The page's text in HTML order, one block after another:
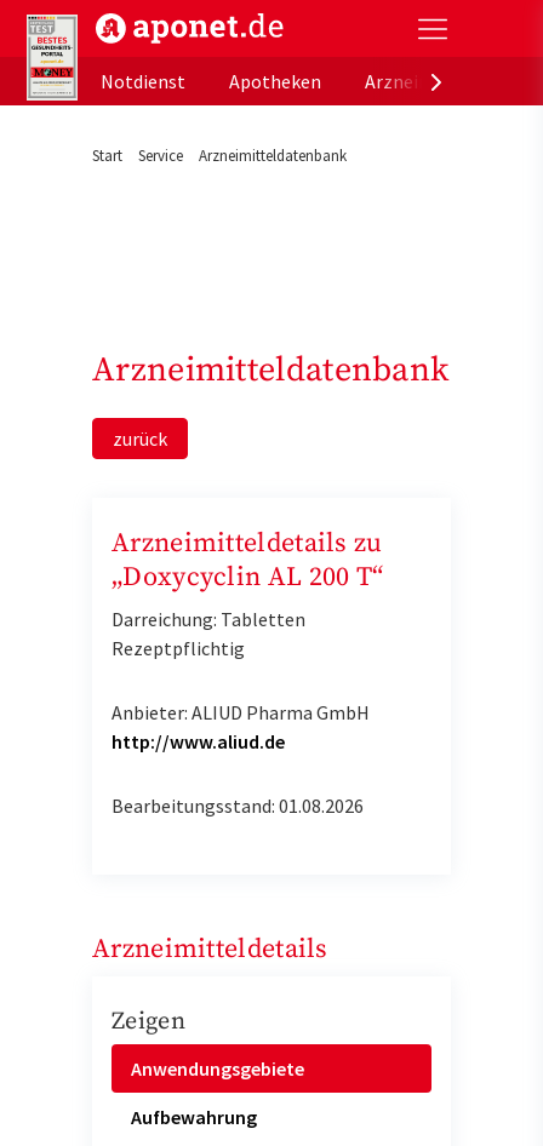
aponet.de - Das offizielle Gesundheitsportal der
Notdienst
Apotheken
Start Service Arzneimitteldatenbank
Arzneimitteldatenbank
zurück
Arzneimitteldetails zu
„Doxycyclin AL 200 T“
Darreichung: Tabletten
Rezeptpflichtig
Anbieter: ALIUD Pharma GmbH
http://www.aliud.de
Bearbeitungsstand: 01.08.2026
Arzneimitteldetails
Zeigen
Anwendungsgebiete
Aufbewahrung